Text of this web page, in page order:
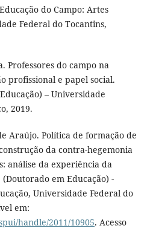
do Campo: Artes
Federal do Tocantins,
Professores do campo na
profissional e papel social.
– Universidade
2019.
Araújo. Política de formação de
da contra-hegemonia
análise da experiência da
(Doutorado em Educação) -
Universidade Federal do
em:
handle/2011/10905. Acesso